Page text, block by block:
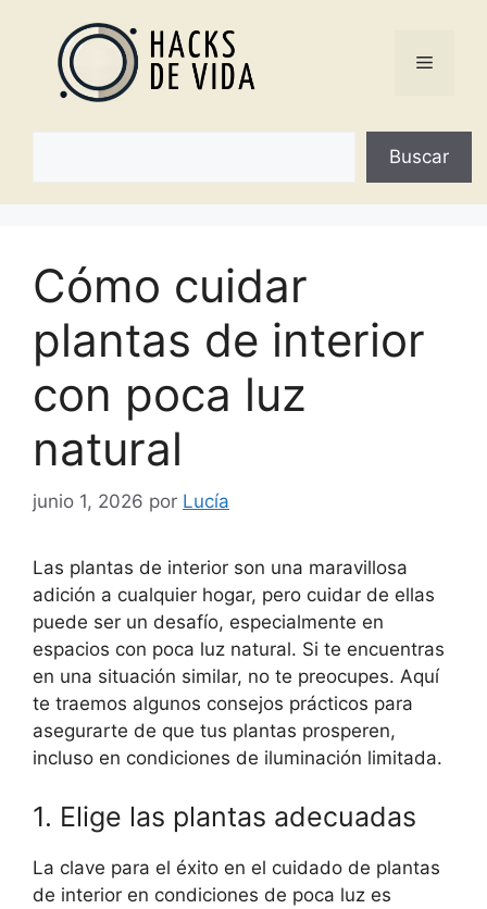
contenido
Menú
Buscar
Cómo cuidar
plantas de interior
con poca luz
natural
junio 1, 2026 por Lucía
Las plantas de interior son una maravillosa
adición a cualquier hogar, pero cuidar de ellas
puede ser un desafío, especialmente en
espacios con poca luz natural. Si te encuentras
en una situación similar, no te preocupes. Aquí
te traemos algunos consejos prácticos para
asegurarte de que tus plantas prosperen,
incluso en condiciones de iluminación limitada.
1. Elige las plantas adecuadas
La clave para el éxito en el cuidado de plantas
de interior en condiciones de poca luz es